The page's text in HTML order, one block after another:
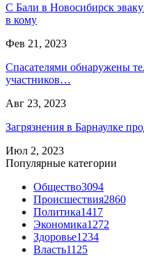
С Бали в Новосибирск
в кому
Фев 21, 2023
Спасателями обнаружены
участников…
Авг 23, 2023
Загрязнения в Барнаулке
Июл 2, 2023
Популярные категории
Общество3094
Происшествия2860
Политика1417
Экономика1272
Здоровье1234
Власть1125